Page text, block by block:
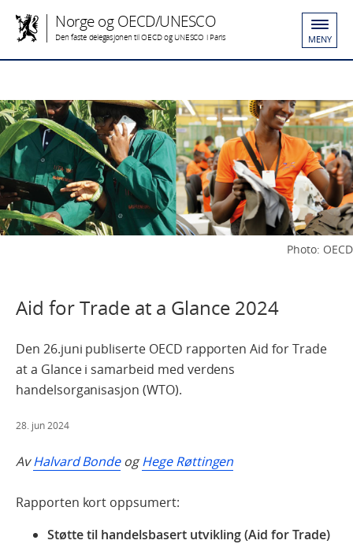
Norge og OECD/UNESCO
Den faste delegasjonen til OECD og UNESCO i Paris MENY
Photo: OECD
Aid for Trade at a Glance 2024
Den 26.juni publiserte OECD rapporten Aid for Trade
at a Glance i samarbeid med verdens
handelsorganisasjon (WTO).
28. jun 2024
AvHalvard BondeogHege Røttingen
Rapporten kort oppsumert:
Støtte til handelsbasert utvikling (Aid for Trade)